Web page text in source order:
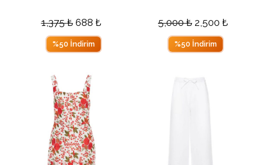
1,375₺ 688 ₺
%50 İndirim
5,000₺ 2,500 ₺
%50 İndirim